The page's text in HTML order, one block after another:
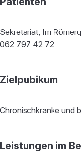
Sekretariat, Im
062 797 42 72
Zielpubikum
Chronischkranke und
Leistungen im